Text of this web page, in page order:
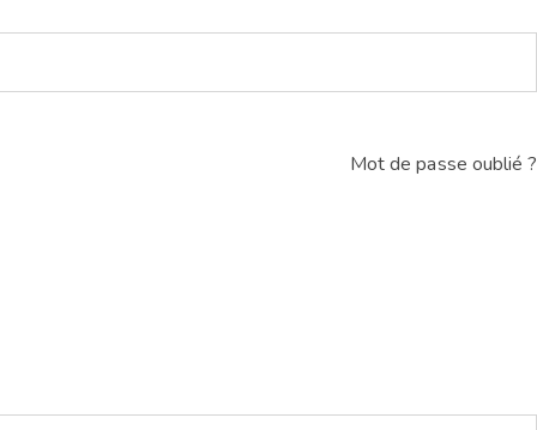
Mot de passe oublié ?